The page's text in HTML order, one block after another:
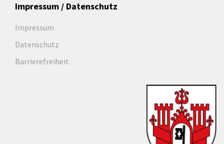
Impressum / Datenschutz
Impressum
Datenschutz
Barrierefreiheit